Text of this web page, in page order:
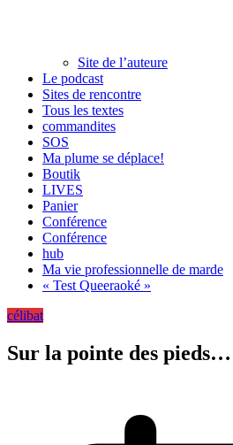
Site de l’auteure
Le podcast
Sites de rencontre
Tous les textes
commandites
SOS
Ma plume se déplace!
Boutik
LIVES
Panier
Conférence
Conférence
hub
Ma vie professionnelle de marde
« Test Queeraoké »
célibat
Sur la pointe des pieds…